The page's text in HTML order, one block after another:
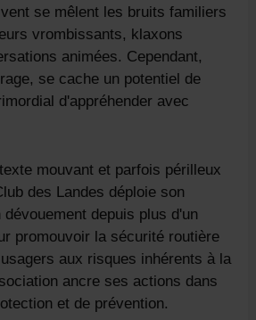
se mêlent les bruits familiers
vrombissants, klaxons
animées. Cependant,
se cache un potentiel de
d'appréhender avec
mouvant et parfois périlleux
des Landes déploie son
depuis plus d'un
promouvoir la sécurité routière
aux risques inhérents à la
ancre ses actions dans
et de prévention.